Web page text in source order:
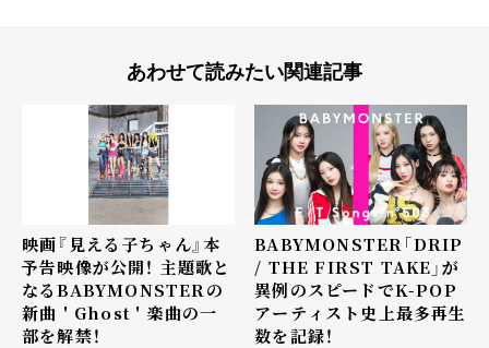
あわせて読みたい関連記事
映画『見える子ちゃん』本
予告映像が公開！ 主題歌と
なるBABYMONSTERの
新曲 ' Ghost ' 楽曲の一
部を解禁！
BABYMONSTER「DRIP
/ THE FIRST TAKE」が
異例のスピードでK-POP
アーティスト史上最多再生
数を記録！